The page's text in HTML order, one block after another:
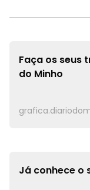
Faça os seus
do Minho
Já conhece o